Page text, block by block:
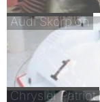
Audi Skorpion
Chrysler Patriot